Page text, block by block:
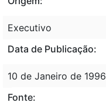
Executivo
Data de Publicação:
10 de Janeiro de 1996
Fonte: